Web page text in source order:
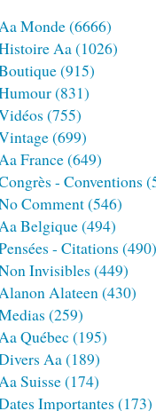
Monde(6666)
Aa(1026)
(915)
(831)
(755)
(699)
France(649)
- Conventions
Comment(546)
Belgique(494)
- Citations (490)
Invisibles (449)
Alateen(430)
(259)
Québec (195)
Aa(189)
Suisse(174)
Importantes (173)